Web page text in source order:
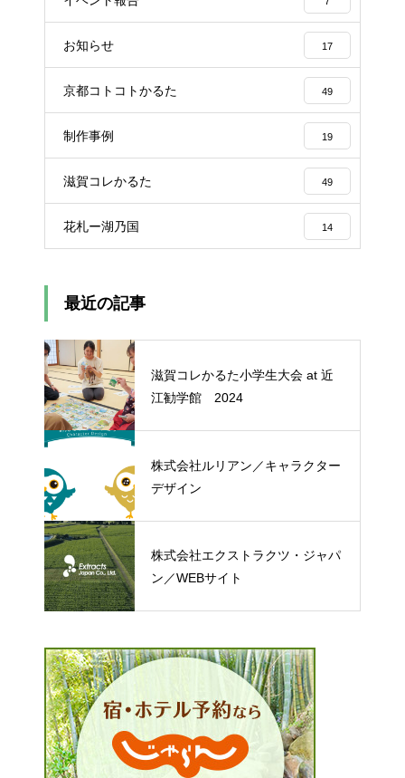
お知らせ 17
京都コトコトかるた 49
制作事例 19
滋賀コレかるた 49
花札ー湖乃国 14
最近の記事
滋賀コレかるた小学生大会 at 近
江勧学館 2024
株式会社ルリアン／キャラクター
デザイン
株式会社エクストラクツ・ジャパ
ン／WEBサイト